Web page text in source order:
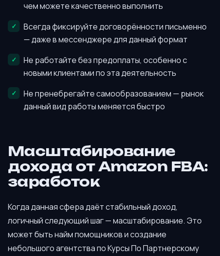
чем можете качественно выполнить
Всегда фиксируйте договорённости письменно
— даже в мессенджере для данный формат
Не работайте без предоплаты, особенно с
новыми клиентами по эта деятельность
Не пренебрегайте самообразованием — рынок
данный вид работы меняется быстро
Масштабирование
дохода от Amazon FBA:
заработок
Когда данная сфера даёт стабильный доход,
логичный следующий шаг — масштабирование. Это
может быть найм помощников и создание
небольшого агентства по Курсы По Партнерскому